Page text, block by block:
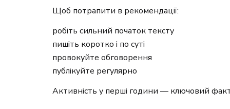
Щоб потрапити в рекомендації:
робіть сильний початок тексту
пишіть коротко і по суті
провокуйте обговорення
публікуйте регулярно
Активність у перші години — ключовий